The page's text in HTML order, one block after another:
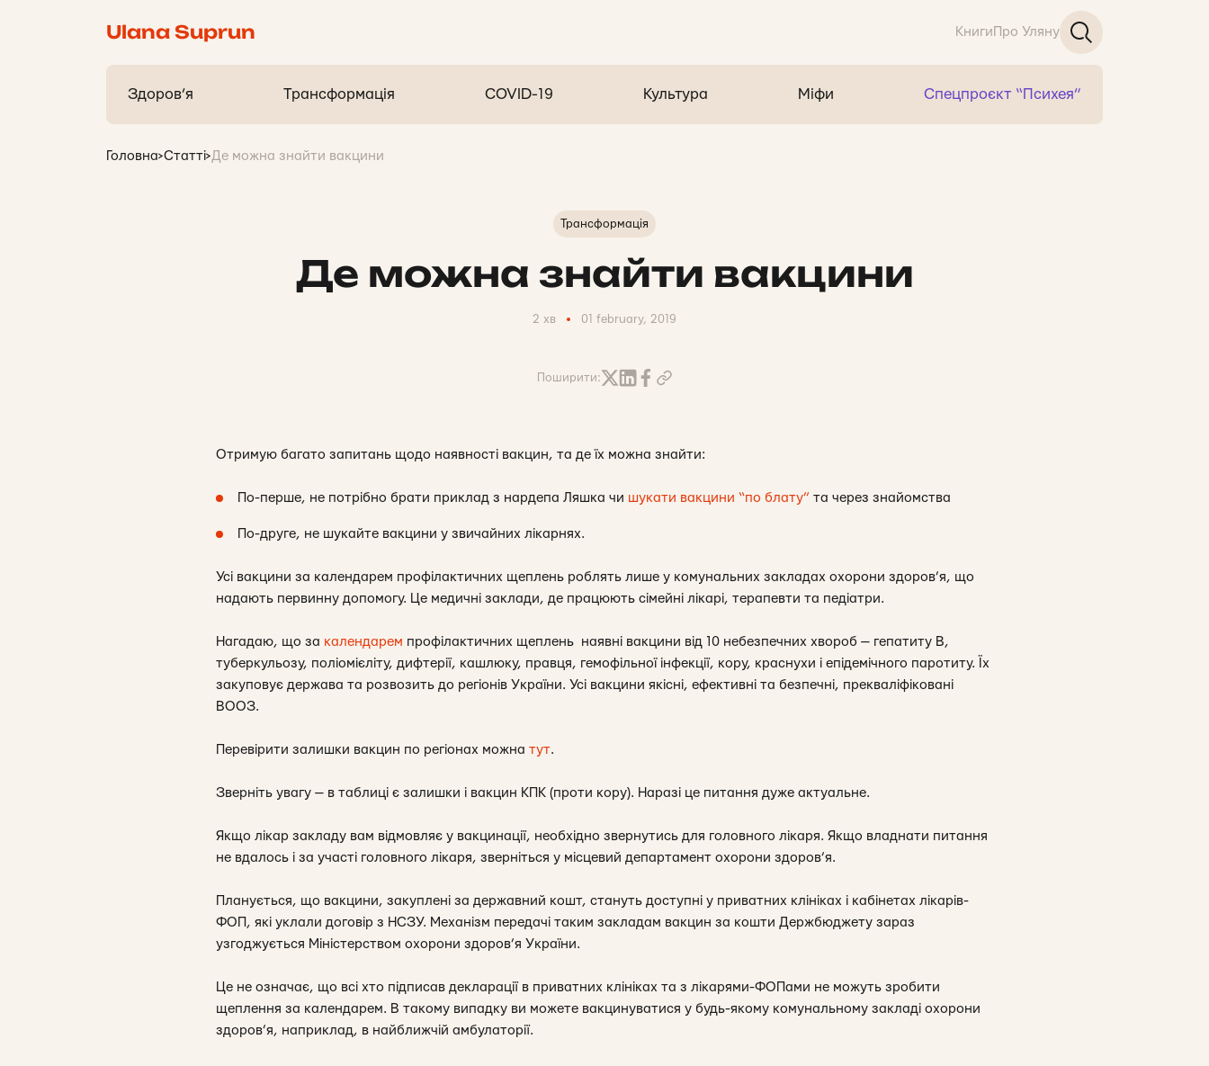
Ulana Suprun Книги Про Уляну
Здоров’я Трансформація COVID-19 Культура Міфи Спецпроєкт “Психея”
Головна>Статті>Де можна знайти вакцини
Трансформація
Де можна знайти вакцини
2 хв 01 february, 2019
Поширити:
Отримую багато запитань щодо наявності вакцин, та де їх можна знайти:
По-перше, не потрібно брати приклад з нардепа Ляшка чи шукати вакцини “по блату” та через знайомства
По-друге, не шукайте вакцини у звичайних лікарнях.
Усі вакцини за календарем профілактичних щеплень роблять лише у комунальних закладах охорони здоров’я, що
надають первинну допомогу. Це медичні заклади, де працюють сімейні лікарі, терапевти та педіатри.
Нагадаю, що за календарем профілактичних щеплень наявні вакцини від 10 небезпечних хвороб — гепатиту В,
туберкульозу, поліомієліту, дифтерії, кашлюку, правця, гемофільної інфекції, кору, краснухи і епідемічного паротиту. Їх
закуповує держава та розвозить до регіонів України. Усі вакцини якісні, ефективні та безпечні, прекваліфіковані
ВООЗ.
Перевірити залишки вакцин по регіонах можна тут.
Зверніть увагу — в таблиці є залишки і вакцин КПК (проти кору). Наразі це питання дуже актуальне.
Якщо лікар закладу вам відмовляє у вакцинації, необхідно звернутись для головного лікаря. Якщо владнати питання
не вдалось і за участі головного лікаря, зверніться у місцевий департамент охорони здоров’я.
Планується, що вакцини, закуплені за державний кошт, стануть доступні у приватних клініках і кабінетах лікарів-
ФОП, які уклали договір з НСЗУ. Механізм передачі таким закладам вакцин за кошти Держбюджету зараз
узгоджується Міністерством охорони здоров’я України.
Це не означає, що всі хто підписав декларації в приватних клініках та з лікарями-ФОПами не можуть зробити
щеплення за календарем. В такому випадку ви можете вакцинуватися у будь-якому комунальному закладі охорони
здоров’я, наприклад, в найближчій амбулаторії.